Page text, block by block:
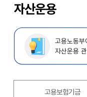
자산운용
고용노동부
자산운용
고용보험기금